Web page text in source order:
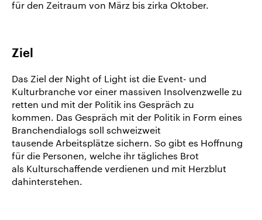
für den Zeitraum von März bis zirka Oktober.
Ziel
Das Ziel der Night of Light ist die Event- und
Kulturbranche vor einer massiven Insolvenzwelle zu
retten und mit der Politik ins Gespräch zu
kommen. Das Gespräch mit der Politik in Form eines
Branchendialogs soll schweizweit
tausende Arbeitsplätze sichern. So gibt es Hoffnung
für die Personen, welche ihr tägliches Brot
als Kulturschaffende verdienen und mit Herzblut
dahinterstehen.